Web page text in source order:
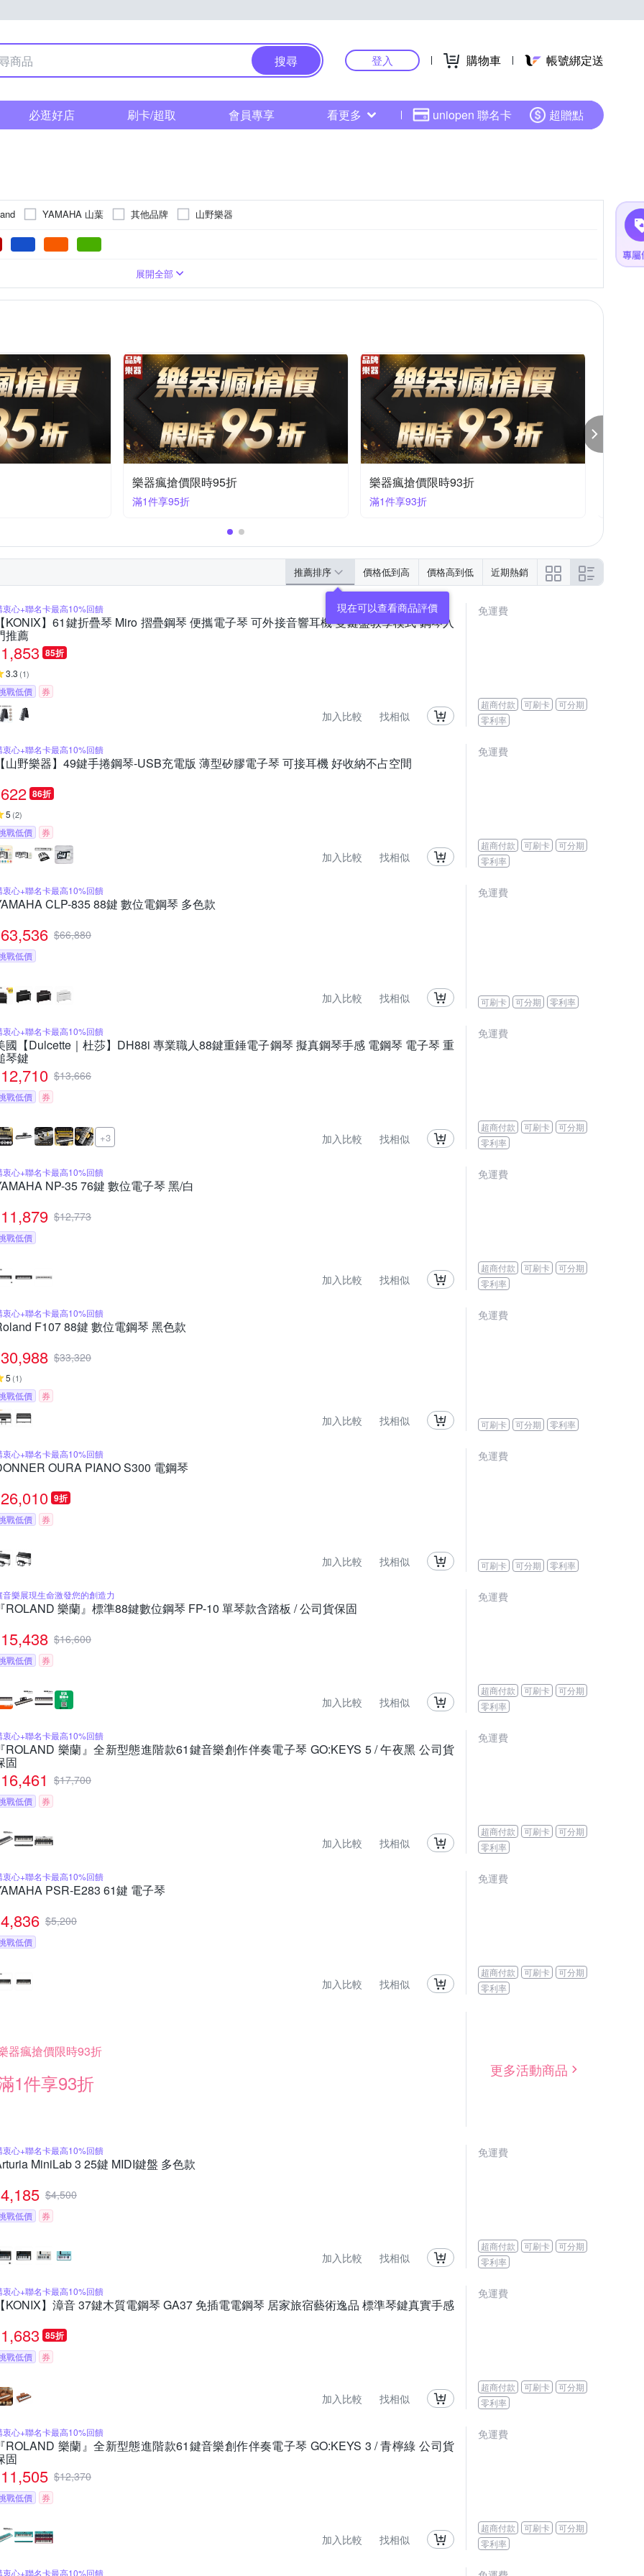
搜尋 登入 購物車 帳號綁定送
必逛好店 刷卡/超取 會員專享 看更多 uniopen 聯名卡 超贈點
YAMAHA 山葉 其他品牌 山野樂器
其他配件
展開全部
樂器瘋搶價限時9折
滿1件享9折
夜間快閃價
滿1件享95折
推薦排序 價格低到高 價格高到低 近期熱銷
衷心+聯名卡最高10%回饋
KONIX】61鍵折疊琴 Miro 摺疊鋼琴 便攜電子琴 可外接音響耳機 雙鍵盤教學模式 鋼琴入
推薦
1,853 85折
3.3 (1)
戰低價 券
加入比較 找相似
免運費
超商付款 可刷卡
可分期
零利率
衷心+聯名卡最高10%回饋
山野樂器】49鍵手捲鋼琴-USB充電版 薄型矽膠電子琴 可接耳機 好收納不占空間
622 86折
5 (2)
戰低價 券
加入比較 找相似
免運費
超商付款 可刷卡
可分期
零利率
衷心+聯名卡最高10%回饋
CLP-835 88鍵 數位電鋼琴 多色款
63,536 $66,880
戰低價
加入比較 找相似
免運費
可刷卡 可分期 零利率
衷心+聯名卡最高10%回饋
國【Dulcette｜杜莎】DH88i 專業職人88鍵重錘電子鋼琴 擬真鋼琴手感 電鋼琴 電子琴 重
琴鍵
12,710 $13,666
戰低價 券
+3 加入比較 找相似
免運費
超商付款 可刷卡
可分期
零利率
衷心+聯名卡最高10%回饋
NP-35 76鍵 數位電子琴 黑/白
11,879 $12,773
戰低價
加入比較 找相似
免運費
超商付款 可刷卡
可分期
零利率
衷心+聯名卡最高10%回饋
F107 88鍵 數位電鋼琴 黑色款
30,988 $33,320
5 (1)
戰低價 券
加入比較 找相似
免運費
可刷卡 可分期 零利率
衷心+聯名卡最高10%回饋
OURA PIANO S300 電鋼琴
26,010 9折
戰低價 券
加入比較 找相似
免運費
可刷卡 可分期 零利率
音樂展現生命激發您的創造力
ROLAND 樂蘭』標準88鍵數位鋼琴 FP-10 單琴款含踏板 / 公司貨保固
15,438 $16,600
戰低價 券
加入比較 找相似
免運費
超商付款 可刷卡
可分期
零利率
衷心+聯名卡最高10%回饋
ROLAND 樂蘭』全新型態進階款61鍵音樂創作伴奏電子琴 GO:KEYS 5 / 午夜黑 公司貨
固
16,461 $17,700
戰低價 券
加入比較 找相似
免運費
超商付款 可刷卡
可分期
零利率
衷心+聯名卡最高10%回饋
PSR-E283 61鍵 電子琴
4,836 $5,200
戰低價
加入比較 找相似
免運費
超商付款 可刷卡
可分期
零利率
器瘋搶價限時93折
1件享93折
更多活動商品
衷心+聯名卡最高10%回饋
MiniLab 3 25鍵 MIDI鍵盤 多色款
4,185 $4,500
戰低價 券
加入比較 找相似
免運費
超商付款 可刷卡
可分期
零利率
衷心+聯名卡最高10%回饋
KONIX】漳音 37鍵木質電鋼琴 GA37 免插電電鋼琴 居家旅宿藝術逸品 標準琴鍵真實手感
1,683 85折
戰低價 券
加入比較 找相似
免運費
超商付款 可刷卡
可分期
零利率
衷心+聯名卡最高10%回饋
ROLAND 樂蘭』全新型態進階款61鍵音樂創作伴奏電子琴 GO:KEYS 3 / 青檸綠 公司貨
固
11,505 $12,370
戰低價 券
加入比較 找相似
免運費
超商付款 可刷卡
可分期
零利率
衷心+聯名卡最高10%回饋